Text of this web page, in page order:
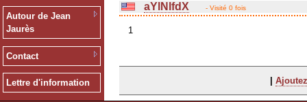
Autour de Jean
Jaurès
Contact
Lettre d'information
aYlNlfdX - Visité 0 fois
1
|